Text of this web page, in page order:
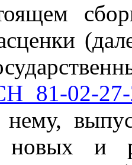
81-02-27-
нему,
новых и